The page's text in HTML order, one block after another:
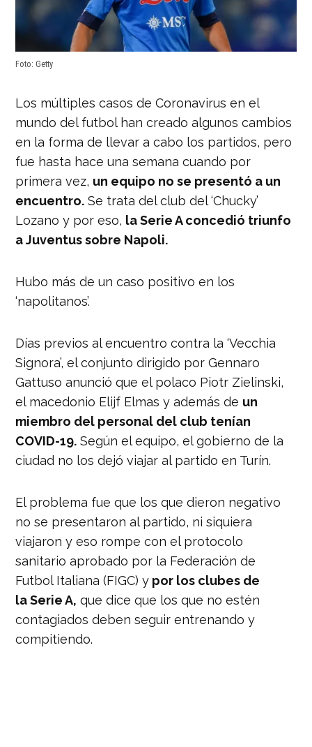
Foto: Getty
Los múltiples casos de Coronavirus en el
mundo del futbol han creado algunos cambios
en la forma de llevar a cabo los partidos, pero
fue hasta hace una semana cuando por
primera vez, un equipo no se presentó a un
encuentro. Se trata del club del ‘Chucky’
Lozano y por eso, la Serie A concedió triunfo
a Juventus sobre Napoli.
Hubo más de un caso positivo en los
‘napolitanos’.
Días previos al encuentro contra la ‘Vecchia
Signora’, el conjunto dirigido por Gennaro
Gattuso anunció que el polaco Piotr Zielinski,
el macedonio Elijf Elmas y además de un
miembro del personal del club tenían
COVID-19. Según el equipo, el gobierno de la
ciudad no los dejó viajar al partido en Turín.
El problema fue que los que dieron negativo
no se presentaron al partido, ni siquiera
viajaron y eso rompe con el protocolo
sanitario aprobado por la Federación de
Futbol Italiana (FIGC) y por los clubes de
la Serie A, que dice que los que no estén
contagiados deben seguir entrenando y
compitiendo.